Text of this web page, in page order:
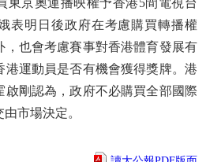
表明日後政府在考慮購買轉播權
，也會考慮賽事對香港體育發展有
港運動員是否有機會獲得獎牌。港
啟剛認為，政府不必購買全部國際
市場決定。